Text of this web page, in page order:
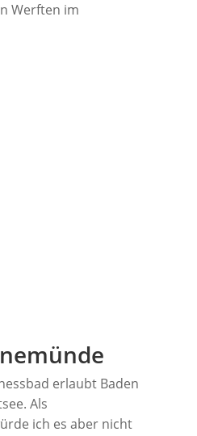
Werften im
erlaubt Baden
Als
ich es aber nicht